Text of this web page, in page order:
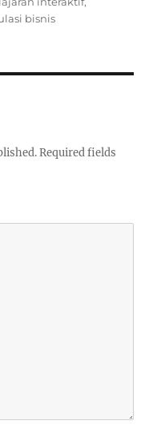
bisnis
Required fields